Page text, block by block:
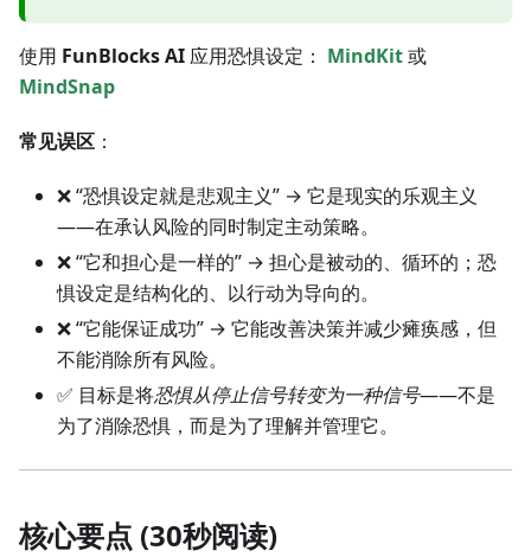
使用 FunBlocks AI 应用恐惧设定： MindKit或
MindSnap
常见误区 ：
❌ “恐惧设定就是悲观主义” → 它是现实的乐观主义
——在承认风险的同时制定主动策略。
❌ “它和担心是一样的” → 担心是被动的、循环的；恐
惧设定是结构化的、以行动为导向的。
❌ “它能保证成功” → 它能改善决策并减少瘫痪感，但
不能消除所有风险。
✅ 目标是将恐惧从停止信号转变为一种信号——不是
为了消除恐惧，而是为了理解并管理它。
核心要点 (30秒阅读)